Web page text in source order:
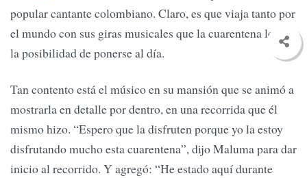
popular cantante colombiano. Claro, es que viaja tanto por
el mundo con sus giras musicales que la cuarentena le dio
la posibilidad de ponerse al día.
Tan contento está el músico en su mansión que se animó a
mostrarla en detalle por dentro, en una recorrida que él
mismo hizo. “Espero que la disfruten porque yo la estoy
disfrutando mucho esta cuarentena”, dijo Maluma para dar
inicio al recorrido. Y agregó: “He estado aquí durante